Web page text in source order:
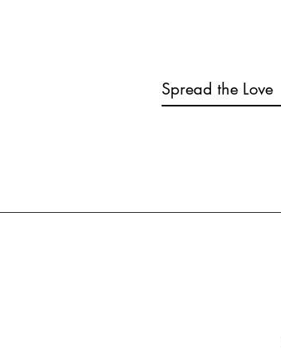
Spread the Love